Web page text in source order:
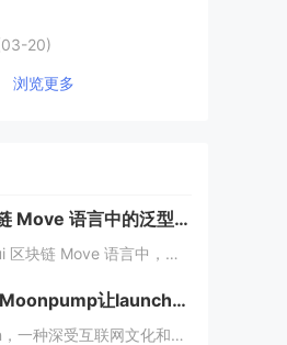
20)
浏览更多
Sui 区块链 Move 语言中的泛型详解
前言 在 Sui 区块链 Move 语言中，泛型（Generic）是一个强大的工具，它允许开发者在编写代码时进行类型或属性的抽象替代。这种抽象极大地提高了代码的灵活性，减少了重复逻辑，并提升了代码的可扩展性。本文将深入探讨 Move 中的...
AI赋能，Moonpump让launch先人一步
Memecoin，一种深受互联网文化和幽默所启发的加密货币，近段时间在加密市场中掀起了"meme热“。 只需在社交网络上稍微浏览，就会发现各种meme（迷因），让整个页面变得活泼有趣。这些迷因通过嘲讽和揶揄的方式，轻松地对一些严肃话题进行调...